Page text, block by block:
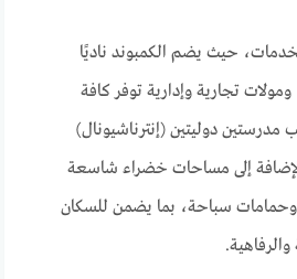
حيث يضم الكمبوند ناديًا
تجارية وإدارية توفر كافة
مدرستين دوليتين (إنترناشيونال)
إلى مساحات خضراء شاسعة
سباحة، بما يضمن للسكان